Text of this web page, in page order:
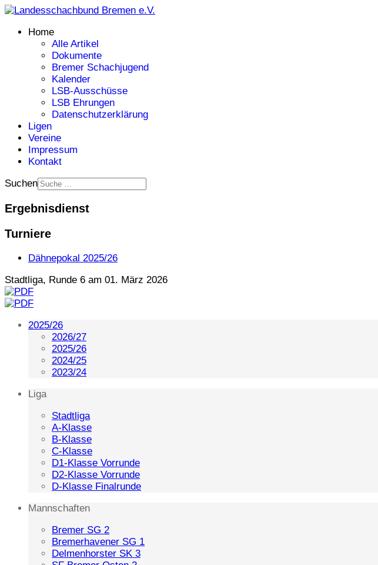
Home
Alle Artikel
Dokumente
Bremer Schachjugend
Kalender
LSB-Ausschüsse
LSB Ehrungen
Datenschutzerklärung
Ligen
Vereine
Impressum
Kontakt
Suchen
Ergebnisdienst
Turniere
Dähnepokal 2025/26
Stadtliga, Runde 6 am 01. März 2026
2025/26
2026/27
2025/26
2024/25
2023/24
Liga
Stadtliga
A-Klasse
B-Klasse
C-Klasse
D1-Klasse Vorrunde
D2-Klasse Vorrunde
D-Klasse Finalrunde
Mannschaften
Bremer SG 2
Bremerhavener SG 1
Delmenhorster SK 3